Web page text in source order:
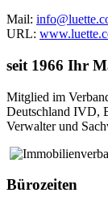
Mail:
URL:
seit 1966 Ihr
Mitglied im
Deutschland IVD,
Verwalter und
Bürozeiten